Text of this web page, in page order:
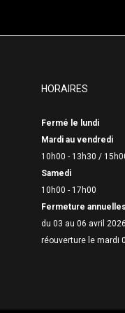
HORAIRES
Fermé le lundi
Mardi au vendredi
10h00 - 13h30 /
Samedi
10h00 - 17h00
Fermeture annuelles
du 03 au 06 avril
réouverture le mardi